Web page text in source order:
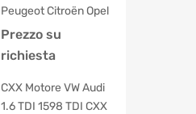
Peugeot Citroën Opel
Prezzo su
richiesta
CXX Motore VW Audi
1.6 TDI 1598 TDI CXX